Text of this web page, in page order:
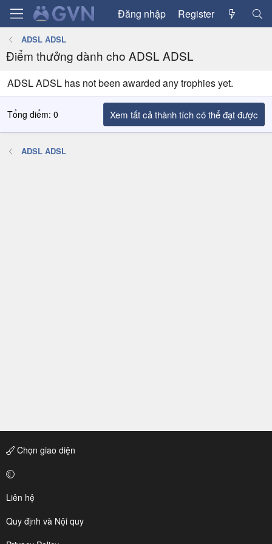
Đăng nhập Register
ADSL ADSL
Điểm thưởng dành cho ADSL ADSL
ADSL ADSL has not been awarded any trophies yet.
Tổng điểm: 0 Xem tất cả thành tích có thể đạt được
ADSL ADSL
Chọn giao diện
Liên hệ
Quy định và Nội quy